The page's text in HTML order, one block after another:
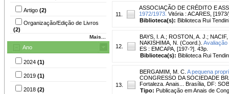
Artigo (2)
Organização/Edição de Livros
(2)
Mais...
Ano
2024 (1)
2019 (1)
2018 (2)
11.
ASSOCIAÇÃO DE CRÉDITO E
1972/1973. Vitória : ACARES,
Biblioteca(s): Biblioteca Rui
12.
BAYS, I. A. ; ROSTON, A. J. ; NACIF,
NAKISHIMA, N. (Coord.). Avaliação
ES : EMCAPA, [197-?]. 43p.
Biblioteca(s): Biblioteca Rui
13.
BERGAMIM, M. C. A pequena
CONGRESSO DA SOCIEDADE
Fortaleza. Anais... Brasília, DF:
Tipo: Publicação em Anais de